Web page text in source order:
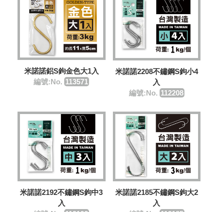
米諾諾鋁S鉤金色大1入
編號:No. 113571
米諾諾2208不鏽鋼S鉤小4
入
編號:No. 112208
米諾諾2192不鏽鋼S鉤中3
入
米諾諾2185不鏽鋼S鉤大2
入